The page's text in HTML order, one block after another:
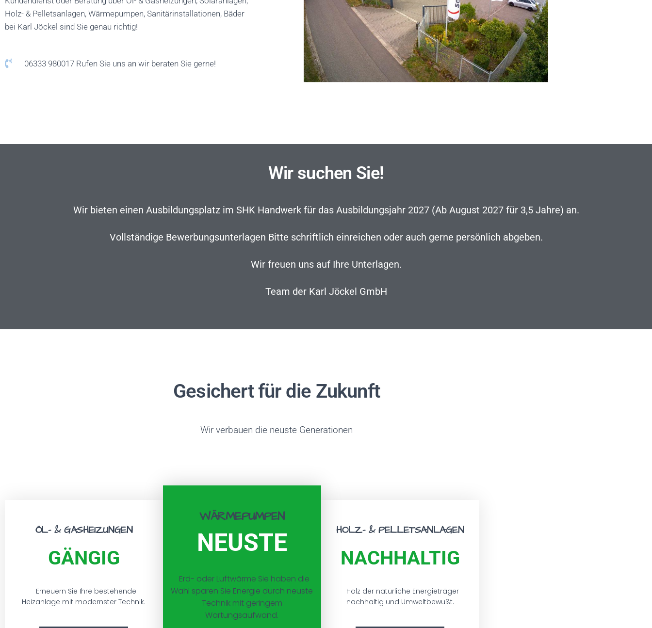
Holz- & Pelletsanlagen, Wärmepumpen, Sanitärinstallationen, Bäder
bei Karl Jöckel sind Sie genau richtig!
06333 980017 Rufen Sie uns an wir beraten Sie gerne!
Wir suchen Sie!
Wir bieten einen Ausbildungsplatz im SHK Handwerk für das Ausbildungsjahr 2027 (Ab August 2027 für 3,5 Jahre) an.
Vollständige Bewerbungsunterlagen Bitte schriftlich einreichen oder auch gerne persönlich abgeben.
Wir freuen uns auf Ihre Unterlagen.
Team der Karl Jöckel GmbH
Gesichert für die Zukunft
Wir verbauen die neuste Generationen
ÖL- & GASHEIZUNGEN
GÄNGIG
Erneuern Sie Ihre bestehende
Heizanlage mit modernster Technik.
WÄRMEPUMPEN
NEUSTE
Erd- oder Luftwärme Sie haben die
Wahl sparen Sie Energie durch neuste
Technik mit geringem
Wartungsaufwand.
HOLZ- & PELLETSANLAGEN
NACHHALTIG
Holz der natürliche Energieträger
nachhaltig und Umweltbewußt.